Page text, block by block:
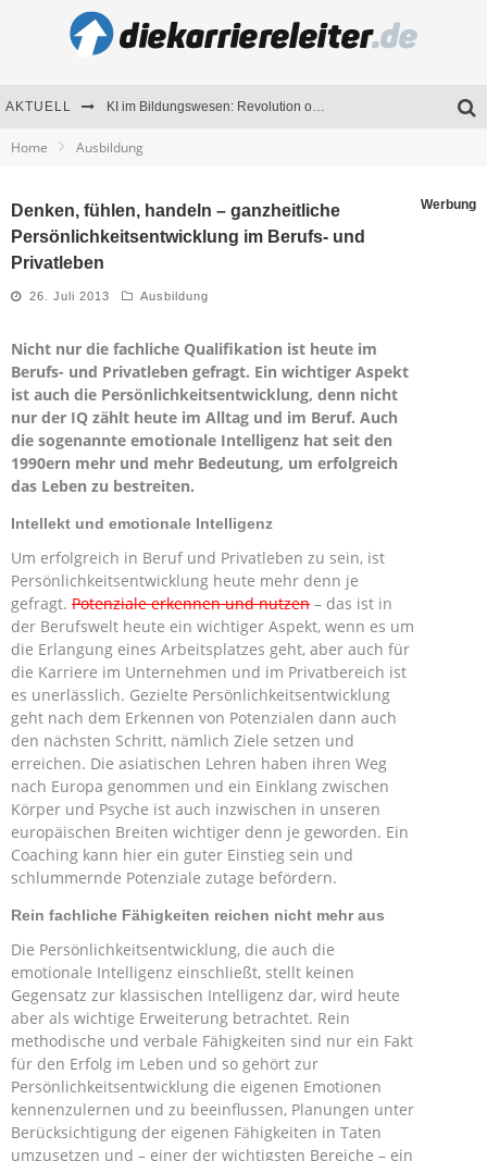
AKTUELL KI im Bildungswesen: Revolution oder Risiko für Schulen und Universitäten?
Mitarbeitenden-Schulungen erfolgreich planen – Ratgeber für Unternehmen
Home Ausbildung
Denken, fühlen, handeln – ganzheitliche
Persönlichkeitsentwicklung im Berufs- und
Privatleben
Werbung
26. Juli 2013 Ausbildung
Nicht nur die fachliche Qualifikation ist heute im
Berufs- und Privatleben gefragt. Ein wichtiger Aspekt
ist auch die Persönlichkeitsentwicklung, denn nicht
nur der IQ zählt heute im Alltag und im Beruf. Auch
die sogenannte emotionale Intelligenz hat seit den
1990ern mehr und mehr Bedeutung, um erfolgreich
das Leben zu bestreiten.
Intellekt und emotionale Intelligenz
Um erfolgreich in Beruf und Privatleben zu sein, ist
Persönlichkeitsentwicklung heute mehr denn je
gefragt. Potenziale erkennen und nutzen – das ist in
der Berufswelt heute ein wichtiger Aspekt, wenn es um
die Erlangung eines Arbeitsplatzes geht, aber auch für
die Karriere im Unternehmen und im Privatbereich ist
es unerlässlich. Gezielte Persönlichkeitsentwicklung
geht nach dem Erkennen von Potenzialen dann auch
den nächsten Schritt, nämlich Ziele setzen und
erreichen. Die asiatischen Lehren haben ihren Weg
nach Europa genommen und ein Einklang zwischen
Körper und Psyche ist auch inzwischen in unseren
europäischen Breiten wichtiger denn je geworden. Ein
Coaching kann hier ein guter Einstieg sein und
schlummernde Potenziale zutage befördern.
Rein fachliche Fähigkeiten reichen nicht mehr aus
Die Persönlichkeitsentwicklung, die auch die
emotionale Intelligenz einschließt, stellt keinen
Gegensatz zur klassischen Intelligenz dar, wird heute
aber als wichtige Erweiterung betrachtet. Rein
methodische und verbale Fähigkeiten sind nur ein Fakt
für den Erfolg im Leben und so gehört zur
Persönlichkeitsentwicklung die eigenen Emotionen
kennenzulernen und zu beeinflussen, Planungen unter
Berücksichtigung der eigenen Fähigkeiten in Taten
umzusetzen und – einer der wichtigsten Bereiche – ein